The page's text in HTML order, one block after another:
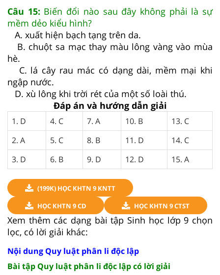
Câu 15: Biến đổi nào sau đây không phải là sự
mềm dẻo kiểu hình?
A. xuất hiện bạch tạng trên da.
B. chuột sa mạc thay màu lông vàng vào mùa
hè.
C. lá cây rau mác có dạng dài, mềm mại khi
ngập nước.
D. xù lông khi trời rét của một số loài thú.
Đáp án và hướng dẫn giải
1. D 4. C 7. A 10. B
13. C
2. A
5. C 8. B 11. D
14. C
3. D
6. B 9. D 12. D 15. A
(199K) HỌC KHTN 9 KNTT
HỌC KHTN 9 CD
HỌC KHTN 9 CTST
Xem thêm các dạng bài tập Sinh học lớp 9 chọn
lọc, có lời giải khác:
Nội dung Quy luật phân li độc lập
Bài tập Quy luật phân li độc lập có lời giải